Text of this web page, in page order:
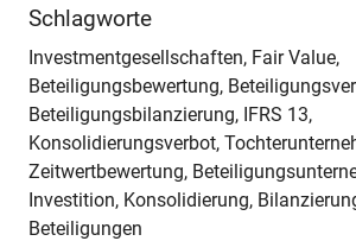
Schlagworte
Investmentgesellschaften, Fair Value,
Beteiligungsbewertung,
Beteiligungsbilanzierung, IFRS 13,
Konsolidierungsverbot,
Zeitwertbewertung,
Investition, Konsolidierung,
Beteiligungen